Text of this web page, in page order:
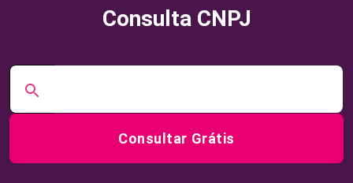
Consulta CNPJ
Consultar Grátis